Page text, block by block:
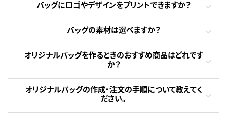
バッグにロゴやデザインをプリントできますか？
バッグの素材は選べますか？
オリジナルバッグを作るときのおすすめ商品はどれです
か？
オリジナルバッグの作成・注文の手順について教えてく
ださい。